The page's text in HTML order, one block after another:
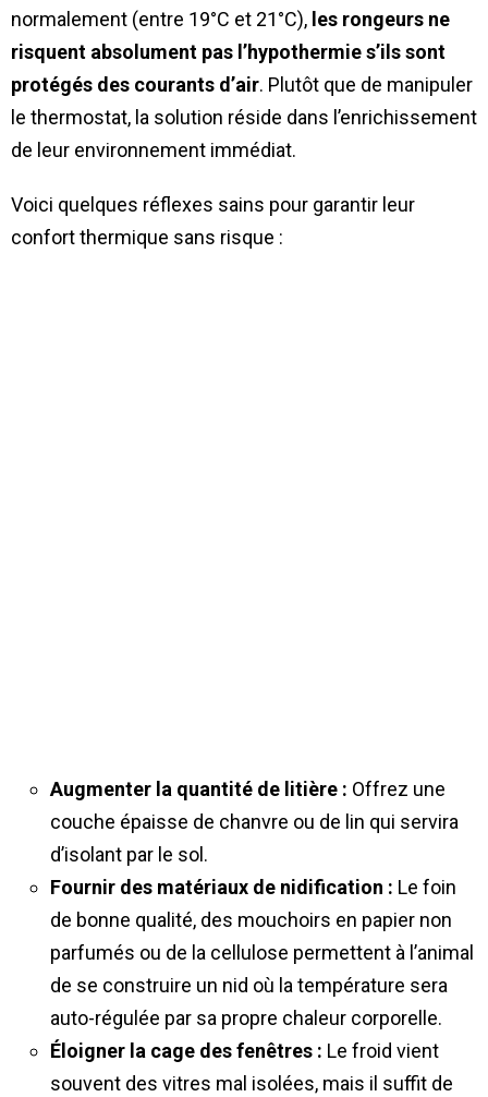
normalement (entre 19°C et 21°C), les rongeurs ne
risquent absolument pas l’hypothermie s’ils sont
protégés des courants d’air. Plutôt que de manipuler
le thermostat, la solution réside dans l’enrichissement
de leur environnement immédiat.
Voici quelques réflexes sains pour garantir leur
confort thermique sans risque :
Augmenter la quantité de litière : Offrez une
couche épaisse de chanvre ou de lin qui servira
d’isolant par le sol.
Fournir des matériaux de nidification : Le foin
de bonne qualité, des mouchoirs en papier non
parfumés ou de la cellulose permettent à l’animal
de se construire un nid où la température sera
auto-régulée par sa propre chaleur corporelle.
Éloigner la cage des fenêtres : Le froid vient
souvent des vitres mal isolées, mais il suffit de